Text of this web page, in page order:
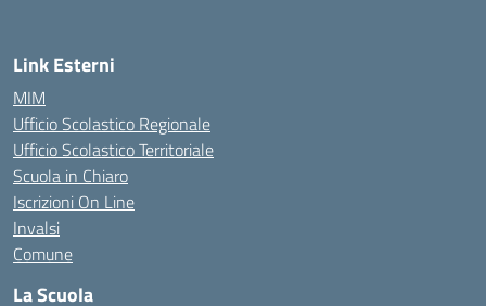
Link Esterni
MIM
Ufficio Scolastico Regionale
Ufficio Scolastico Territoriale
Scuola in Chiaro
Iscrizioni On Line
Invalsi
Comune
La Scuola